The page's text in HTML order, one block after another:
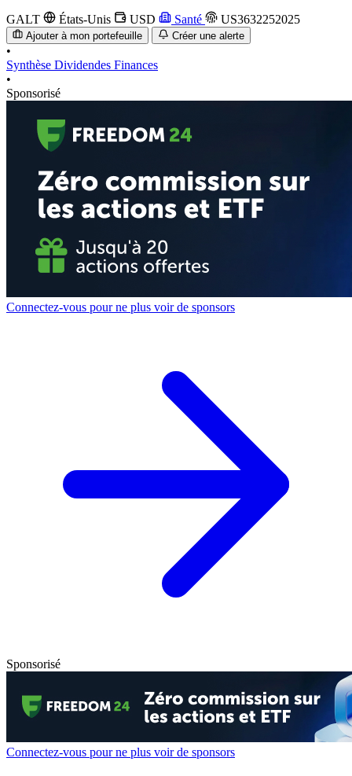
GALT États-Unis USD Santé US3632252025
Ajouter à mon portefeuille Créer une alerte
•
Synthèse Dividendes Finances
•
Sponsorisé
Connectez-vous pour ne plus voir de sponsors
Sponsorisé
Connectez-vous pour ne plus voir de sponsors